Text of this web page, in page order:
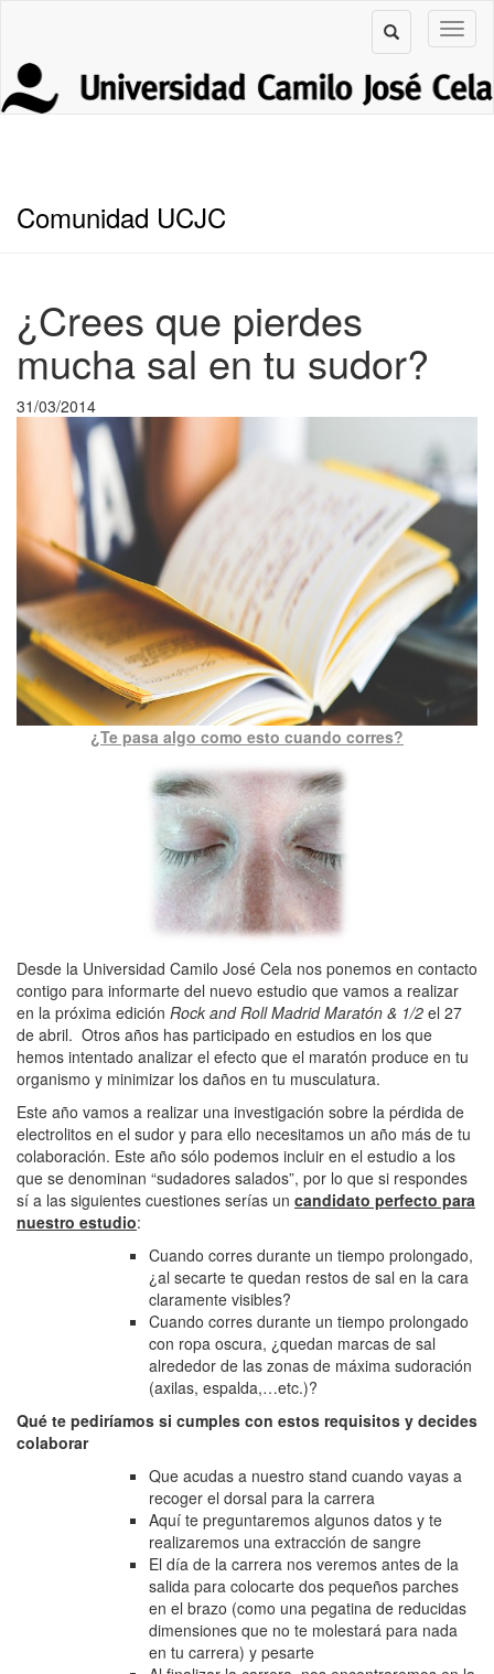
Comunidad UCJC
¿Crees que pierdes
mucha sal en tu sudor?
31/03/2014
¿Te pasa algo como esto cuando corres?
Desde la Universidad Camilo José Cela nos ponemos en contacto
contigo para informarte del nuevo estudio que vamos a realizar
en la próxima edición Rock and Roll Madrid Maratón & 1/2 el 27
de abril. Otros años has participado en estudios en los que
hemos intentado analizar el efecto que el maratón produce en tu
organismo y minimizar los daños en tu musculatura.
Este año vamos a realizar una investigación sobre la pérdida de
electrolitos en el sudor y para ello necesitamos un año más de tu
colaboración. Este año sólo podemos incluir en el estudio a los
que se denominan “sudadores salados”, por lo que si respondes
sí a las siguientes cuestiones serías un candidato perfecto para
nuestro estudio:
Cuando corres durante un tiempo prolongado,
¿al secarte te quedan restos de sal en la cara
claramente visibles?
Cuando corres durante un tiempo prolongado
con ropa oscura, ¿quedan marcas de sal
alrededor de las zonas de máxima sudoración
(axilas, espalda,…etc.)?
Qué te pediríamos si cumples con estos requisitos y decides
colaborar
Que acudas a nuestro stand cuando vayas a
recoger el dorsal para la carrera
Aquí te preguntaremos algunos datos y te
realizaremos una extracción de sangre
El día de la carrera nos veremos antes de la
salida para colocarte dos pequeños parches
en el brazo (como una pegatina de reducidas
dimensiones que no te molestará para nada
en tu carrera) y pesarte